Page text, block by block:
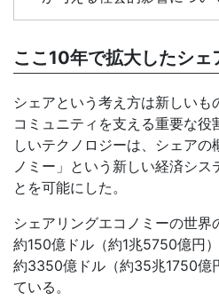
ここ10年で拡大したシェ
シェアという考え方は新しい
コミュニティを支える重要な
しいテクノロジーは、シェアの
ノミー」という新しい経済シス
とを可能にした。
シェアリングエコノミーの世
約150億ドル（約1兆5750億円
約3350億ドル（約35兆1750億
ている。